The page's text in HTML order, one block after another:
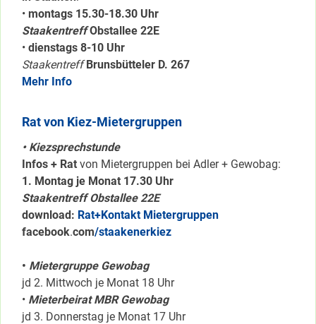
• montags 15.30-18.30 Uhr
Staakentreff Obstallee 22E
• dienstags 8-10 Uhr
Staakentreff Brunsbütteler D. 267
Mehr Info
Rat von Kiez-Mietergruppen
• Kiezsprechstunde
Infos + Rat von Mietergruppen bei Adler + Gewobag:
1. Montag je Monat 17.30 Uhr
Staakentreff Obstallee 22E
download: Rat+Kontakt Mietergruppen
facebook.com/staakenerkiez
• Mietergruppe Gewobag
jd 2. Mittwoch je Monat 18 Uhr
• Mieterbeirat MBR Gewobag
jd 3. Donnerstag je Monat 17 Uhr